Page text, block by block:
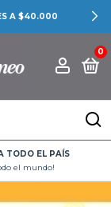
A $40.000
0
TODO EL PAÍS
el mundo!